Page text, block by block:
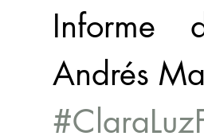
Informe
Andrés